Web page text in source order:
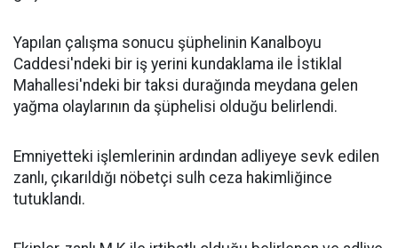
Yapılan çalışma sonucu şüphelinin Kanalboyu
Caddesi'ndeki bir iş yerini kundaklama ile İstiklal
Mahallesi'ndeki bir taksi durağında meydana gelen
yağma olaylarının da şüphelisi olduğu belirlendi.
Emniyetteki işlemlerinin ardından adliyeye sevk edilen
zanlı, çıkarıldığı nöbetçi sulh ceza hakimliğince
tutuklandı.